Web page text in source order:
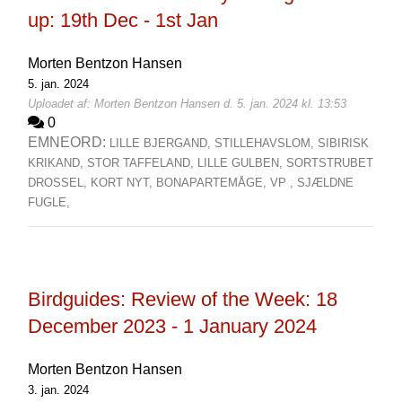
up: 19th Dec - 1st Jan
Morten Bentzon Hansen
5. jan. 2024
Uploadet af: Morten Bentzon Hansen d. 5. jan. 2024 kl. 13:53
0
EMNEORD: LILLE BJERGAND, STILLEHAVSLOM, SIBIRISK
KRIKAND, STOR TAFFELAND, LILLE GULBEN, SORTSTRUBET
DROSSEL, KORT NYT, BONAPARTEMÅGE, VP , SJÆLDNE
FUGLE,
Birdguides: Review of the Week: 18
December 2023 - 1 January 2024
Morten Bentzon Hansen
3. jan. 2024